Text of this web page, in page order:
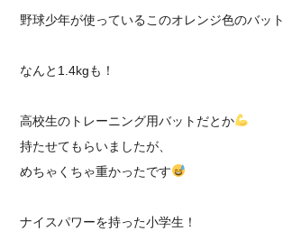
野球少年が使っているこのオレンジ色のバット
なんと1.4kgも！
高校生のトレーニング用バットだとか
持たせてもらいましたが、
めちゃくちゃ重かったです
ナイスパワーを持った小学生！